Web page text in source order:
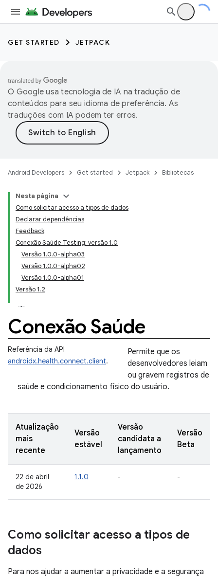
GET STARTED JETPACK
O Google usa tecnologia de IA na tradução de
conteúdos para seu idioma de preferência. As
traduções com IA podem ter erros.
Android Developers Get started Jetpack Bibliotecas
Nesta página
Como solicitar acesso a tipos de dados
Declarar dependências
Feedback
Conexão Saúde Testing: versão 1.0
Versão 1.0.0-alpha03
Versão 1.0.0-alpha02
Versão 1.0.0-alpha01
Versão 1.2
Conexão Saúde
Referência da API
androidx.health.connect.client.
Permite que os
desenvolvedores leiam
ou gravem registros de
saúde e condicionamento físico do usuário.
Atualização
mais
recente
Versão
estável
Versão
candidata a
lançamento
Versão
Beta
22 de abril
de 2026
1.1.0 - -
Como solicitar acesso a tipos de
dados
Para nos ajudar a aumentar a privacidade e a segurança